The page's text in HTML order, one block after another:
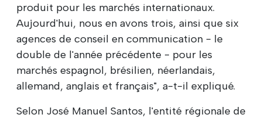
produit pour les marchés internationaux.
Aujourd'hui, nous en avons trois, ainsi que six
agences de conseil en communication - le
double de l'année précédente - pour les
marchés espagnol, brésilien, néerlandais,
allemand, anglais et français", a-t-il expliqué.
Selon José Manuel Santos, l'entité régionale de